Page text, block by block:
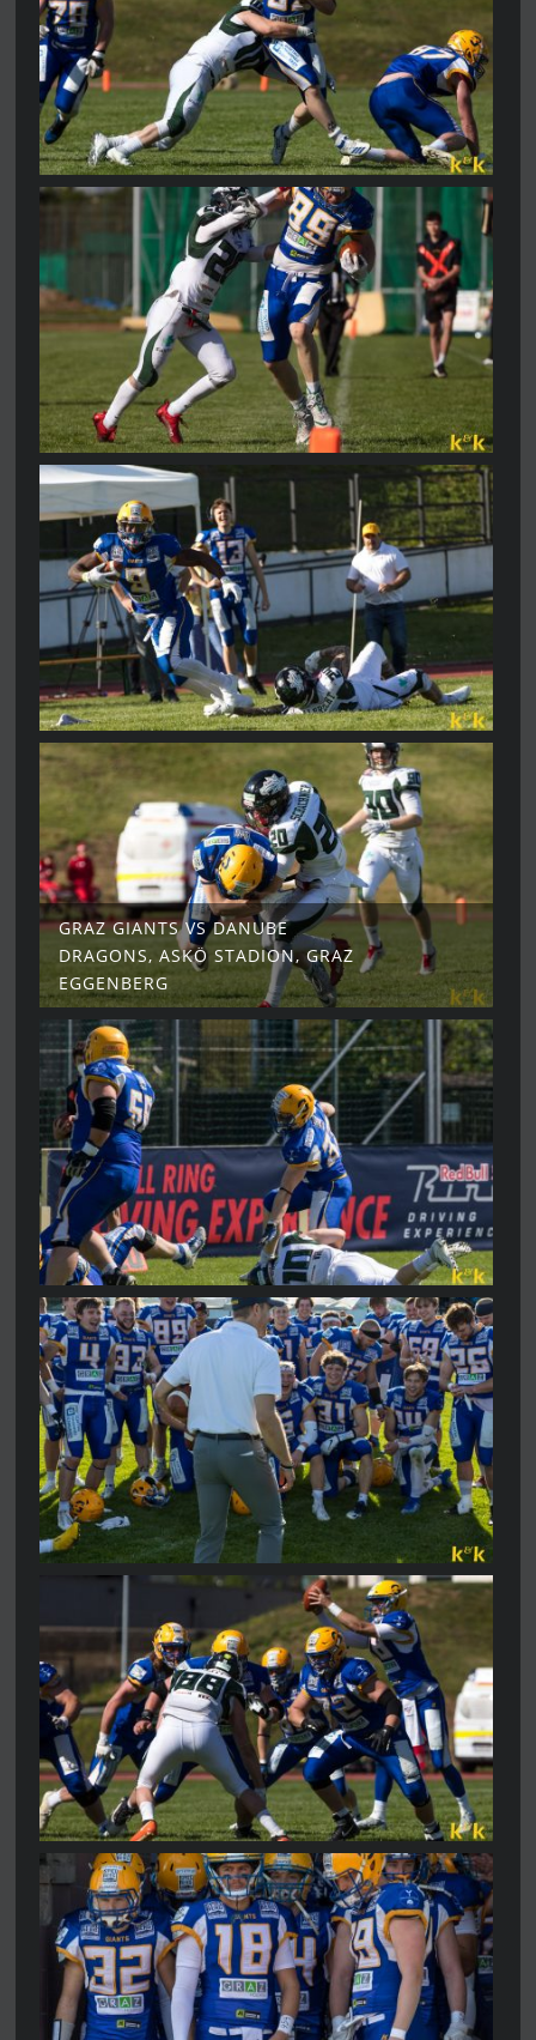
GRAZ GIANTS VS DANUBE
DRAGONS, ASKÖ STADION, GRAZ
EGGENBERG